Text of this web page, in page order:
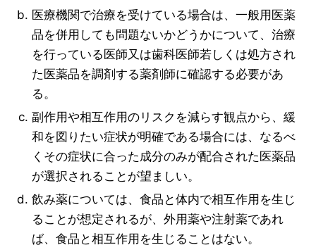
医療機関で治療を受けている場合は、一般用医薬
品を併用しても問題ないかどうかについて、治療
を行っている医師又は歯科医師若しくは処方され
た医薬品を調剤する薬剤師に確認する必要があ
る。
副作用や相互作用のリスクを減らす観点から、緩
和を図りたい症状が明確である場合には、なるべ
くその症状に合った成分のみが配合された医薬品
が選択されることが望ましい。
飲み薬については、食品と体内で相互作用を生じ
ることが想定されるが、外用薬や注射薬であれ
ば、食品と相互作用を生じることはない。